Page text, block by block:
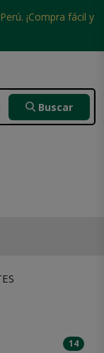
¡Compra fácil y
Buscar
14